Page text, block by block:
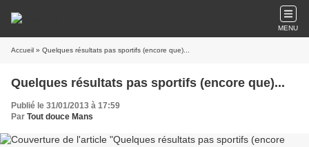
MENU
Accueil » Quelques résultats pas sportifs (encore que)...
Quelques résultats pas sportifs (encore que)...
Publié le 31/01/2013 à 17:59
Par Tout douce Mans